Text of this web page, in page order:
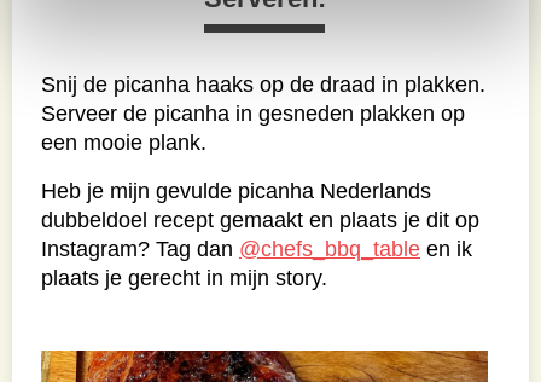
Snij de picanha haaks op de draad in plakken.
Serveer de picanha in gesneden plakken op
een mooie plank.
Heb je mijn gevulde picanha Nederlands
dubbeldoel recept gemaakt en plaats je dit op
Instagram? Tag dan @chefs_bbq_table en ik
plaats je gerecht in mijn story.